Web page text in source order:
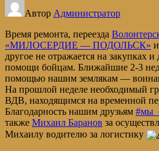
Автор Администратор
Время ремонта, переезда
«МИЛОСЕРДИЕ — ПОДОЛЬСК»
другое не отражается на закупках
помощи бойцам. Ближайшие 2-3
помощью нашим землякам —
На прошлой неделе необходимый
ВДВ, находящимся на временной
Благодарность нашим друзьям
также Михаил Баранов за
Михаилу водителю за логистику